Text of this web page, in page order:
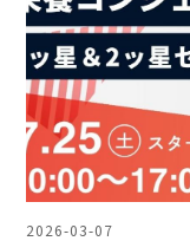
2026-03-07